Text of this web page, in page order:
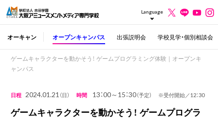
Language
オーキャン オープンキャンパス 出張説明会 学校見学・個別相談会
ゲームキャラクターを動かそう！ ゲームプログラミング体験｜オープンキ
ャンパス
日程 2024.01.21（日） 時間 13：00～15：30（予定） ※受付開始／12：30
ゲームキャラクターを動かそう！ ゲームプログラ